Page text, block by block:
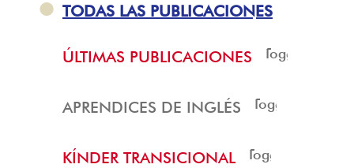
TODAS LAS PUBLICACIONES
ÚLTIMAS PUBLICACIONES
Toggle
APRENDICES DE INGLÉS
Toggle
KÍNDER TRANSICIONAL
Toggle